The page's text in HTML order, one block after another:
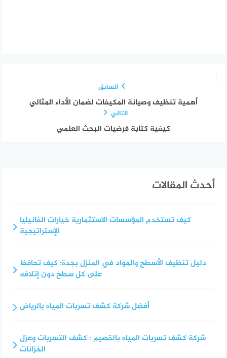
السابق
أهمية تنظيف وصيانة المكيفات لضمان الأداء المثالي
التالي
كيفية كتابة فرضيات البحث العلمي
أحدث المقالات
كيف تستخدم المؤسسات الاستثمارية خيارات الفانيليا
الإستراتيجية
دليل تنظيف الأسطح والمواد في المنزل بجدة: كيف تحافظ
على كل سطح دون إتلافه
أفضل شركة كشف تسربات المياه بالرياض
شركة كشف تسربات المياه بالقصيم : كشف التسربات وعزل
الخزانات